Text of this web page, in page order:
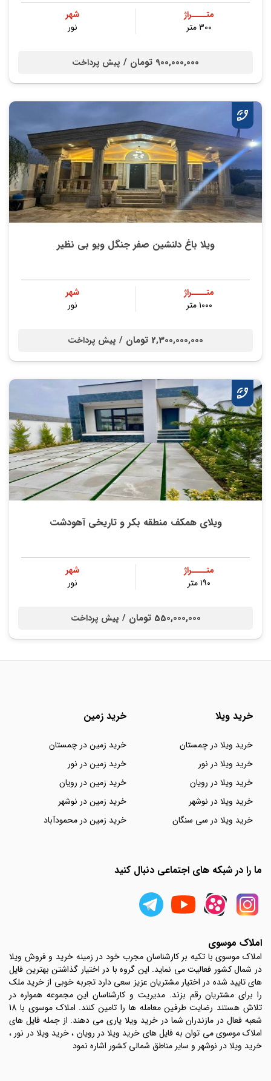
متــــراژ
۳۰۰ متر
شهر
نور
900,000,000 تومان / پیش پرداخت
ویلا باغ دلنشین صفر جنگل ویو بی نظیر
متــــراژ
۱۰۰۰ متر
شهر
نور
2,300,000,000 تومان / پیش پرداخت
ویلای همکف منطقه بکر و تاریخی آهودشت
متــــراژ
۱۹۰ متر
شهر
نور
550,000,000 تومان / پیش پرداخت
خرید ویلا
خرید ویلا در چمستان
خرید ویلا در نور
خرید ویلا در رویان
خرید ویلا در نوشهر
خرید ویلا در سی سنگان
خرید زمین
خرید زمین در چمستان
خرید زمین در نور
خرید زمین در رویان
خرید زمین در نوشهر
خرید زمین در محمودآباد
ما را در شبکه های اجتماعی دنبال کنید
املاک موسوی
املاک موسوی با تکیه بر کارشناسان مجرب خود در زمینه خرید و فروش ویلا
در شمال کشور فعالیت می نماید. این گروه با در اختیار گذاشتن بهترین فایل
های تایید شده در اختیار مشتریان عزیز سعی دارد تجربه خوبی از خرید ملک
را برای مشتریان رقم بزند. مدیریت و کارشناسان این مجموعه همواره در
تلاش هستند رضایت طرفین معامله ها را تامین کنند. املاک موسوی با 18
شعبه فعال در مازندران شما در خرید ویلا یاری می دهند. از جمله فایل های
املاک موسوی می توان به فایل های خرید ویلا در رویان ، خرید ویلا در نور ،
خرید ویلا در نوشهر و سایر مناطق شمالی کشور اشاره نمود